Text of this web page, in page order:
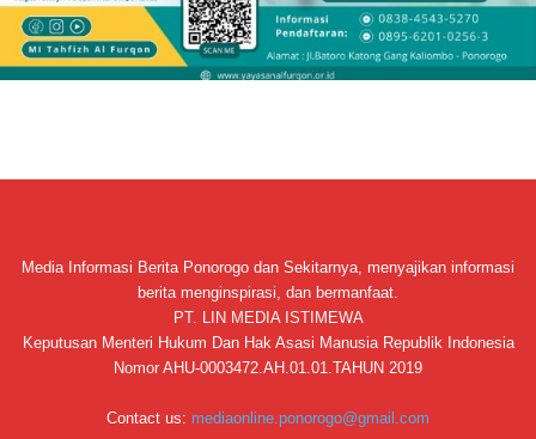
Media Informasi Berita Ponorogo dan Sekitarnya, menyajikan informasi
berita menginspirasi, dan bermanfaat.
PT. LIN MEDIA ISTIMEWA
Keputusan Menteri Hukum Dan Hak Asasi Manusia Republik Indonesia
Nomor AHU-0003472.AH.01.01.TAHUN 2019
Contact us: mediaonline.ponorogo@gmail.com